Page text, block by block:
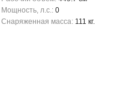
Мощность, л.с.: 0
Снаряженная масса: 111 кг.